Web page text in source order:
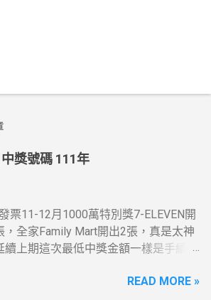
獎號碼 111年
票11-12月1000萬特別獎7-ELEVEN開
，全家Family Mart開出2張，真是太神
續上期這次最低中獎金額一樣是手續
獎7-ELEVEN跟全家Family Mar又有貢獻
READ MORE »